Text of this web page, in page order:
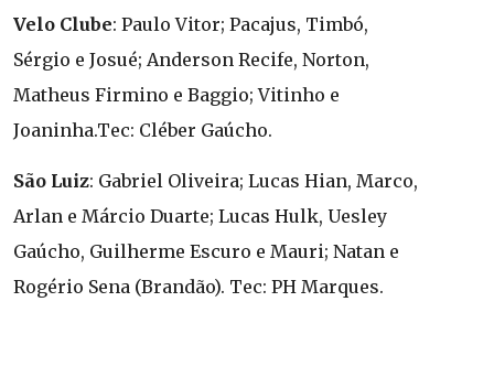
Velo Clube: Paulo Vitor; Pacajus, Timbó,
Sérgio e Josué; Anderson Recife, Norton,
Matheus Firmino e Baggio; Vitinho e
Joaninha.Tec: Cléber Gaúcho.
São Luiz: Gabriel Oliveira; Lucas Hian, Marco,
Arlan e Márcio Duarte; Lucas Hulk, Uesley
Gaúcho, Guilherme Escuro e Mauri; Natan e
Rogério Sena (Brandão). Tec: PH Marques.